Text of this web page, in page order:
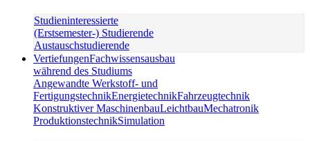
Studieninteressierte
(Erstsemester-) Studierende
Austauschstudierende
VertiefungenFachwissensausbau
während des Studiums
Angewandte Werkstoff- und
FertigungstechnikEnergietechnikFahrzeugtechnik
Konstruktiver MaschinenbauLeichtbauMechatronik
ProduktionstechnikSimulation